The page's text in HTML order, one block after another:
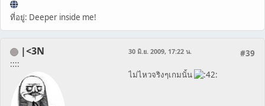
ที่อยู่: Deeper inside me!
|<3N
::::
#39
30 มิ.ย. 2009, 17:22 น.
ไม่ไหวจริงๆเกมนั้น